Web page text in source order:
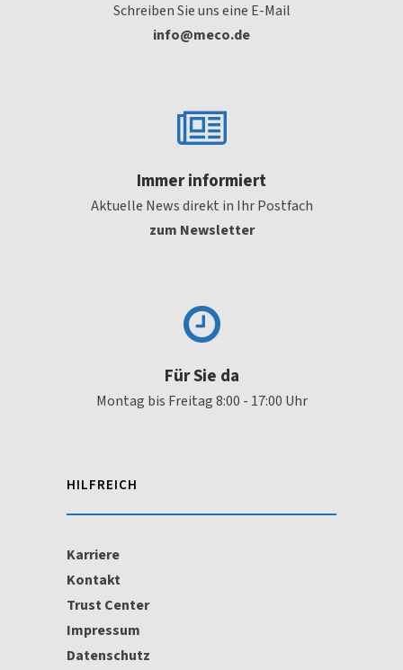
Schreiben Sie uns eine E-Mail
ed.oc
em@of
ni
Immer informiert
Aktuelle News direkt in Ihr Postfach
zum Newsletter
Für Sie da
Montag bis Freitag 8:00 - 17:00 Uhr
HILFREICH
Karriere
Kontakt
Trust Center
Impressum
Datenschutz